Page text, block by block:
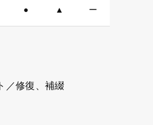
● ▲ ー
／修復、補綴